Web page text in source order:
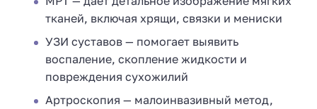
тканей, включая хрящи, связки и мениски
УЗИ суставов — помогает выявить
воспаление, скопление жидкости и
повреждения сухожилий
Артроскопия — малоинвазивный метод,